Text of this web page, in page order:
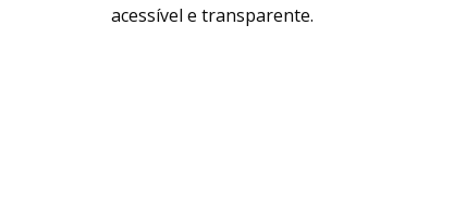
acessível e transparente.